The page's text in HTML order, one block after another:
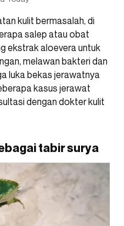
kulit bermasalah, di
salep atau obat
ekstrak aloevera untuk
melawan bakteri dan
luka bekas jerawatnya
kasus jerawat
dengan dokter kulit
tabir surya